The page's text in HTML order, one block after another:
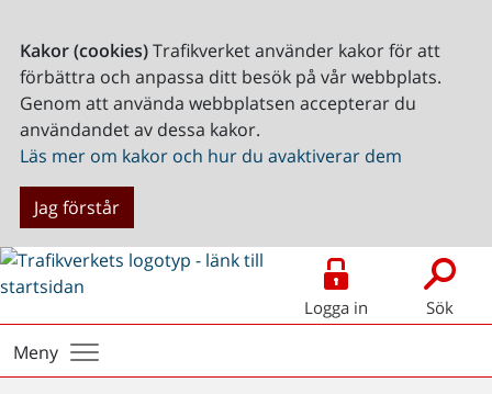
Kakor (cookies)Trafikverket använder kakor för att
förbättra och anpassa ditt besök på vår webbplats.
Genom att använda webbplatsen accepterar du
användandet av dessa kakor.
Läs mer om kakor och hur du avaktiverar dem
Jag förstår
Logga in Sök
Meny